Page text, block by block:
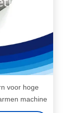
voor hoge
machine